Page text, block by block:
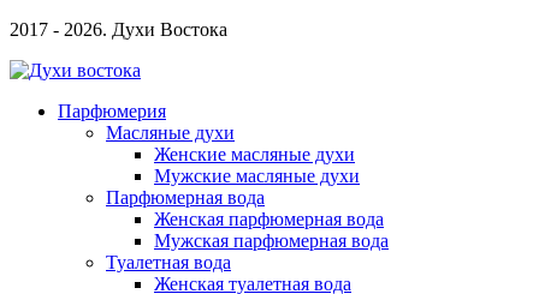
2017 - 2026. Духи Востока
Парфюмерия
Масляные духи
Женские масляные духи
Мужские масляные духи
Парфюмерная вода
Женская парфюмерная вода
Мужская парфюмерная вода
Туалетная вода
Женская туалетная вода